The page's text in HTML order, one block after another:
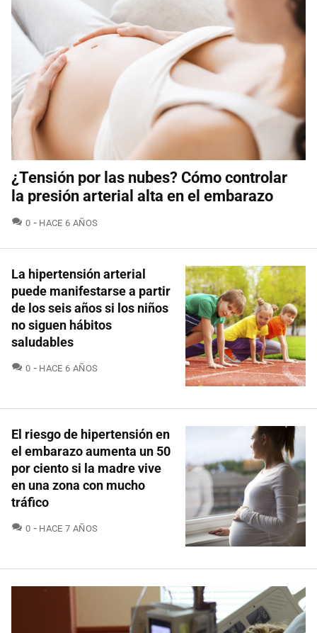
¿Tensión por las nubes? Cómo controlar
la presión arterial alta en el embarazo
0 COMENTARIOS
HACE 6 AÑOS
La hipertensión arterial
puede manifestarse a partir
de los seis años si los niños
no siguen hábitos
saludables
0 COMENTARIOS
HACE 6 AÑOS
El riesgo de hipertensión en
el embarazo aumenta un 50
por ciento si la madre vive
en una zona con mucho
tráfico
0 COMENTARIOS
HACE 7 AÑOS